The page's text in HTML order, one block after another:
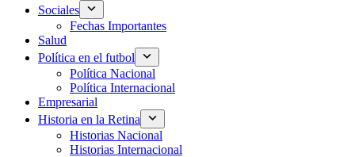
Sociales
Fechas Importantes
Salud
Política en el futbol
Política Nacional
Política Internacional
Empresarial
Historia en la Retina
Historias Nacional
Historias Internacional